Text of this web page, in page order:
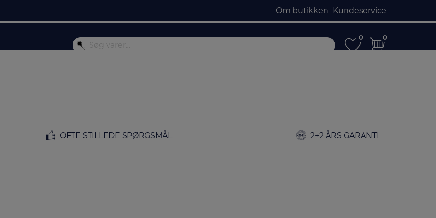
Om butikken Kundeservice
0
0 0
0
OFTE STILLEDE SPØRGSMÅL 2+2 ÅRS GARANTI